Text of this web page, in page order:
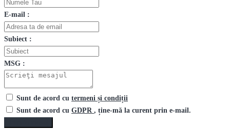
E-mail :
Subiect :
MSG :
Sunt de acord cu termeni și condiții
Sunt de acord cu GDPR , ține-mă la curent prin e-mail.